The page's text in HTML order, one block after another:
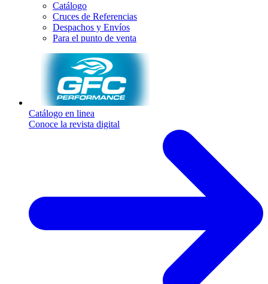
Catálogo
Cruces de Referencias
Despachos y Envíos
Para el punto de venta
Catálogo en linea
Conoce la revista digital